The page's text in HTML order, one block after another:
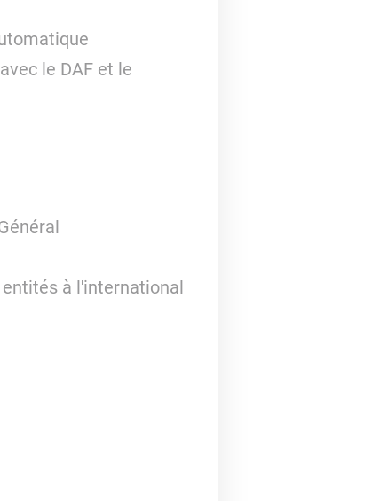
le DAF et le
à l'international